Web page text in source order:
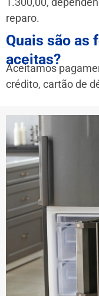
reparo.
Quais são as
aceitas?
Aceitamos
crédito, cartão de